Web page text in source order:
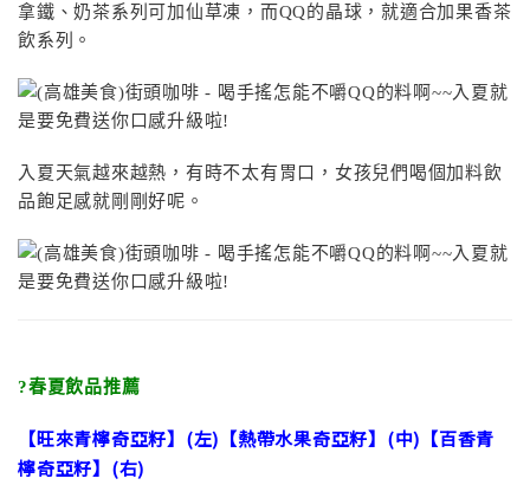
拿鐵、奶茶系列可加仙草凍，而QQ的晶球，就適合加果香茶
飲系列。
入夏天氣越來越熱，有時不太有胃口，女孩兒們喝個加料飲
品飽足感就剛剛好呢。
?春夏飲品推薦
【旺來青檸奇亞籽】(左)【熱帶水果奇亞籽】(中)【百香青
檸奇亞籽】(右)